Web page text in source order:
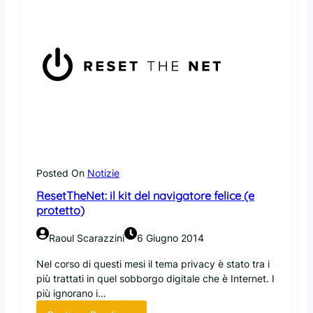
Posted On Notizie
ResetTheNet: il kit del navigatore felice (e
protetto)
Raoul Scarazzini 6 Giugno 2014
Nel corso di questi mesi il tema privacy è stato tra i
più trattati in quel sobborgo digitale che è Internet. I
più ignorano i…